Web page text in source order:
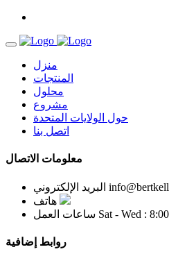
منزل
المنتجات
محلول
مشروع
حول الولايات المتحدة
اتصل بنا
معلومات الاتصال
البريد الإلكتروني
هاتف
ساعات العمل Sat - Wed :
روابط إضافية